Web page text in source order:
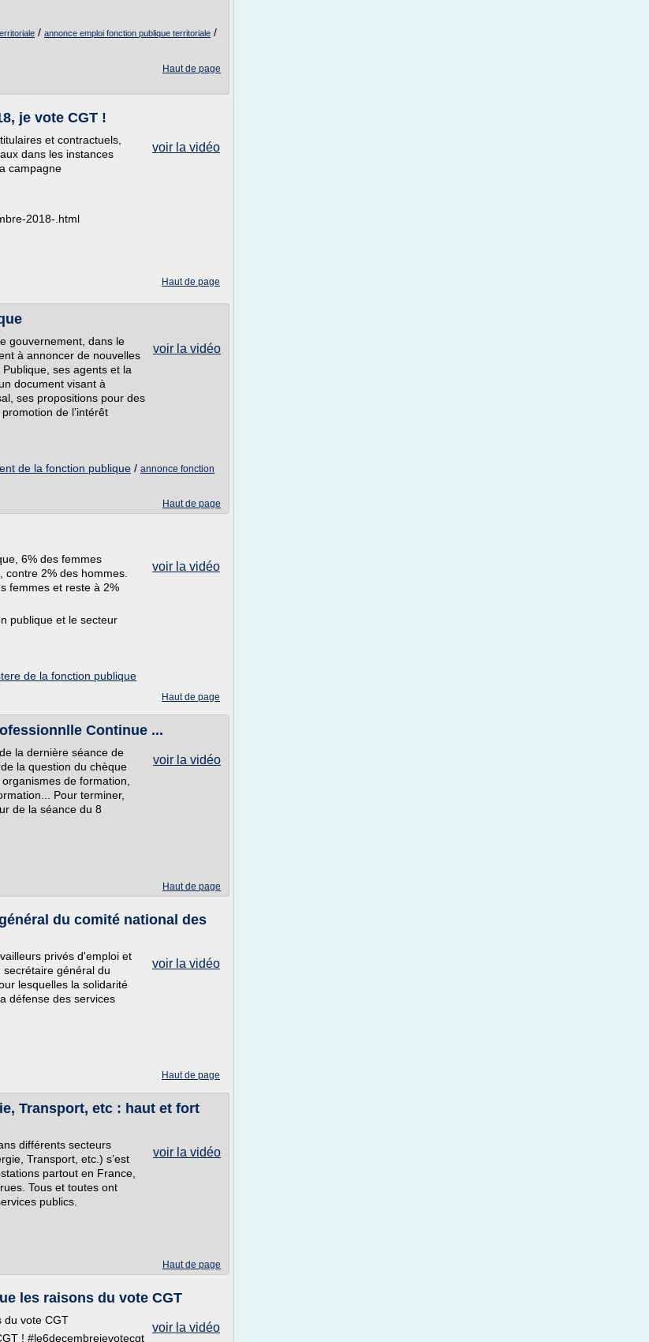
/ annonce emploi fonction publique territoriale /
Haut de page
je vote CGT !
voir la vidéo
et contractuels,
dans les instances
campagne
2018-.html
Haut de page
voir la vidéo
gouvernement, dans le
à annoncer de nouvelles
ses agents et la
document visant à
ses propositions pour des
de l’intérêt
de la fonction publique / annonce fonction
Haut de page
voir la vidéo
6% des femmes
2% des hommes.
femmes et reste à 2%
publique et le secteur
de la fonction publique
Haut de page
Continue ...
voir la vidéo
la dernière séance de
la question du chèque
de formation,
Pour terminer,
de la séance du 8
Haut de page
du comité national des
voir la vidéo
privés d'emploi et
secrétaire général du
lesquelles la solidarité
défense des services
Haut de page
Transport, etc : haut et fort
voir la vidéo
différents secteurs
Transport, etc.) s’est
partout en France,
Tous et toutes ont
publics.
Haut de page
les raisons du vote CGT
voir la vidéo
du vote CGT
! #le6decembrejevotecgt